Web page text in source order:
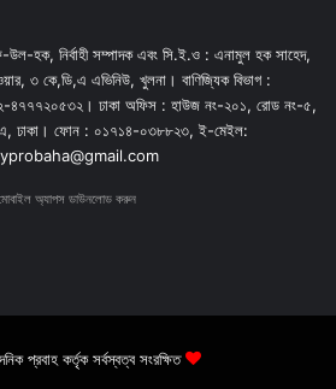
হক, নির্বাহী সম্পাদক এবং সি.ই.ও : এনামুল হক সাহেদ,
৩ কে,ডি,এ এভিনিউ, খুলনা। বাণিজ্যিক বিভাগ :
৪৭৭৭২০৫৩২। ঢাকা অফিস : হাউজ নং-২০১, রোড নং-৫,
ঢাকা। ফোন : ০১৭১৪-০৩৮৮২৩, ই-মেইল:
অ্যাপস ডাউনলোড করুন
প্রবাহ কর্তৃক সর্বস্বত্ব সংরক্ষিত